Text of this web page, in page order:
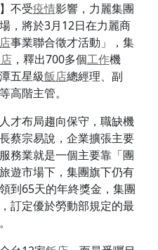
不受疫情影響，力麗集團
，將於3月12日在力麗商
事業聯合徵才活動」，集
，釋出700多個工作機
五星級飯店總經理、副
高階主管。
才布局趨向保守，職缺機
蔡宗易說，企業擴張主要
務業就是一個主要靠「團
遊市場下，集團旗下仍有
到65天的年終獎金，集團
訂定優於勞動部規定的最